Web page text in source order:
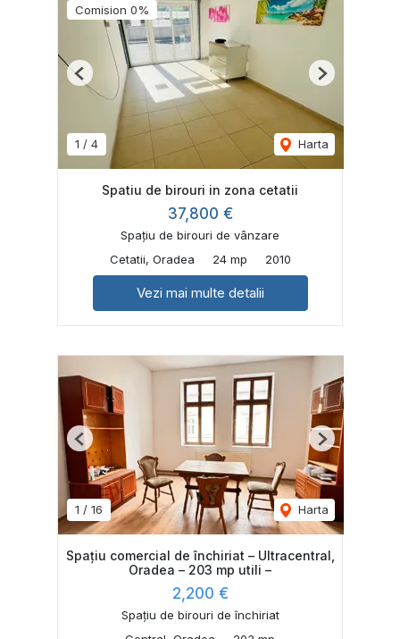
Comision 0%
1 / 4 Harta
Previous Next
Spatiu de birouri in zona cetatii
37,800 €
Spațiu de birouri de vânzare
Cetatii, Oradea
24 mp 2010
Vezi mai multe detalii
1 / 16 Harta
Previous Next
Spațiu comercial de închiriat – Ultracentral,
Oradea – 203 mp utili –
2,200 €
Spațiu de birouri de închiriat